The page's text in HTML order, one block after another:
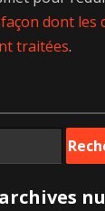
dont les
traitées.